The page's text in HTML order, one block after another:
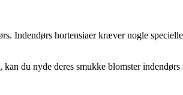
Indendørs hortensiaer kræver nogle
du nyde deres smukke blomster indendørs